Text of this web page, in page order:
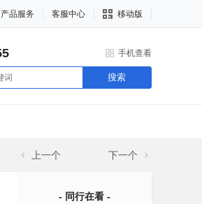
产品服务 客服中心 移动版
手机查看
搜索
上一个 下一个
- 同行在看 -